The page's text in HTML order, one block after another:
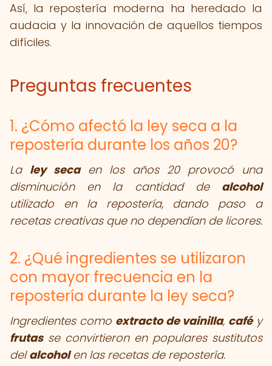
Así, la repostería moderna ha heredado la
audacia y la innovación de aquellos tiempos
difíciles.
Preguntas frecuentes
1. ¿Cómo afectó la ley seca a la
repostería durante los años 20?
La ley secaen los años 20 provocó una
disminución en la cantidad de alcohol
utilizado en la repostería, dando paso a
recetas creativas que no dependían de licores.
2. ¿Qué ingredientes se utilizaron
con mayor frecuencia en la
repostería durante la ley seca?
Ingredientes como extracto de vainilla, caféy
frutasse convirtieron en populares sustitutos
delalcoholen las recetas de repostería.